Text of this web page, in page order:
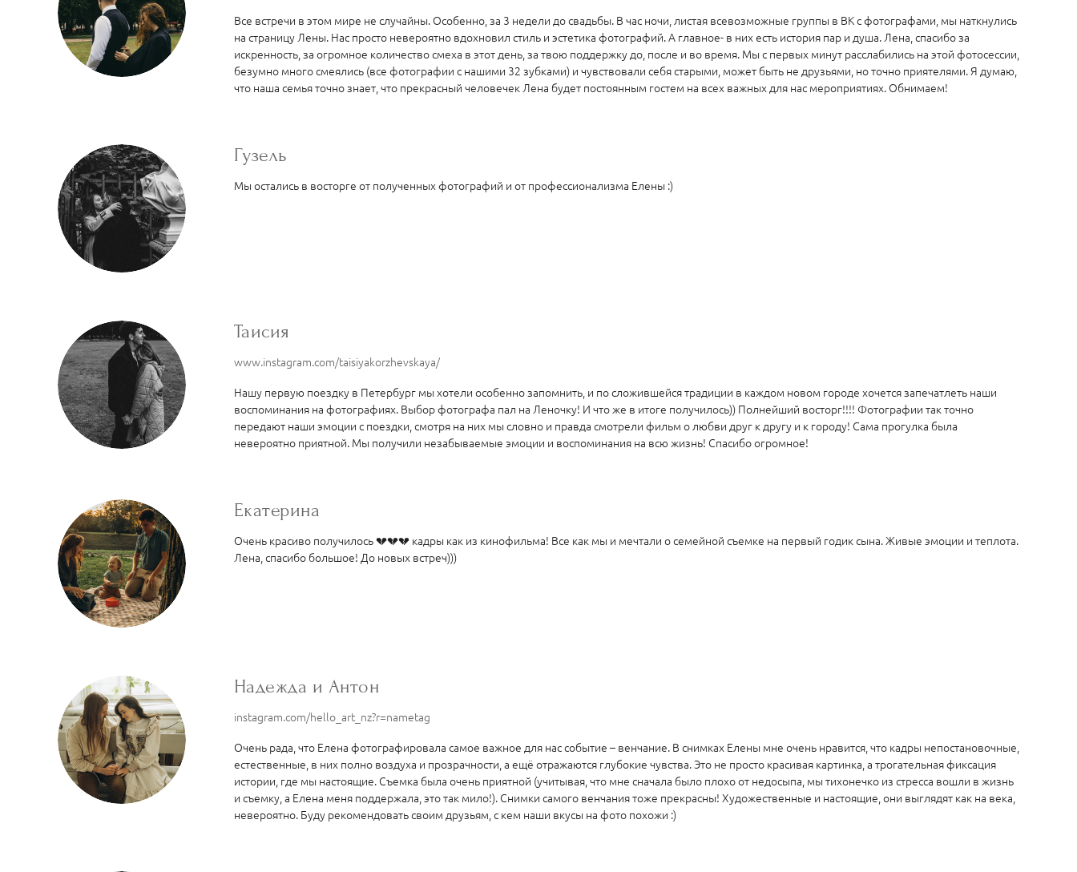
Все встречи в этом мире не случайны. Особенно, за 3 недели до свадьбы. В час ночи, листая всевозможные группы в ВК с фотографами, мы наткнулись
на страницу Лены. Нас просто невероятно вдохновил стиль и эстетика фотографий. А главное- в них есть история пар и душа. Лена, спасибо за
искренность, за огромное количество смеха в этот день, за твою поддержку до, после и во время. Мы с первых минут расслабились на этой фотосессии,
безумно много смеялись (все фотографии с нашими 32 зубками) и чувствовали себя старыми, может быть не друзьями, но точно приятелями. Я думаю,
что наша семья точно знает, что прекрасный человечек Лена будет постоянным гостем на всех важных для нас мероприятиях. Обнимаем!
Гузель
Мы остались в восторге от полученных фотографий и от профессионализма Елены :)
Таисия
www.instagram.com/taisiyakorzhevskaya/
Нашу первую поездку в Петербург мы хотели особенно запомнить, и по сложившейся традиции в каждом новом городе хочется запечатлеть наши
воспоминания на фотографиях. Выбор фотографа пал на Леночку! И что же в итоге получилось)) Полнейший восторг!!!! Фотографии так точно
передают наши эмоции с поездки, смотря на них мы словно и правда смотрели фильм о любви друг к другу и к городу! Сама прогулка была
невероятно приятной. Мы получили незабываемые эмоции и воспоминания на всю жизнь! Спасибо огромное!
Екатерина
Очень красиво получилось 💔💔💔 кадры как из кинофильма! Все как мы и мечтали о семейной съемке на первый годик сына. Живые эмоции и теплота.
Лена, спасибо большое! До новых встреч)))
Надежда и Антон
instagram.com/hello_art_nz?r=nametag
Очень рада, что Елена фотографировала самое важное для нас событие – венчание. В снимках Елены мне очень нравится, что кадры непостановочные,
естественные, в них полно воздуха и прозрачности, а ещё отражаются глубокие чувства. Это не просто красивая картинка, а трогательная фиксация
истории, где мы настоящие. Съемка была очень приятной (учитывая, что мне сначала было плохо от недосыпа, мы тихонечко из стресса вошли в жизнь
и съемку, а Елена меня поддержала, это так мило!). Снимки самого венчания тоже прекрасны! Художественные и настоящие, они выглядят как на века,
невероятно. Буду рекомендовать своим друзьям, с кем наши вкусы на фото похожи :)